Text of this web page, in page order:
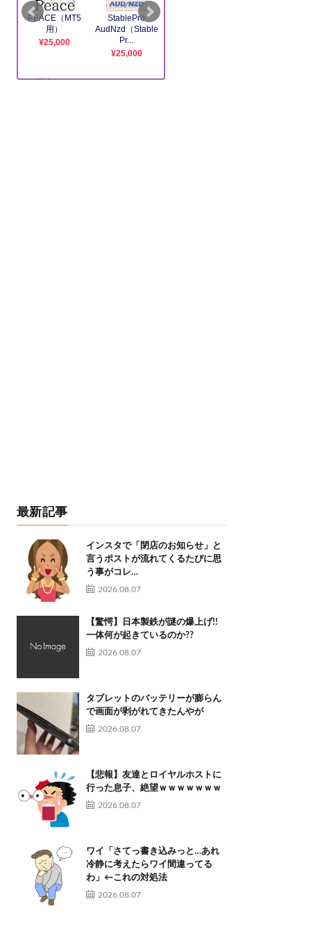
最新記事
インスタで「閉店のお知らせ」と
言うポストが流れてくるたびに思
う事がコレ…
2026.08.07
【驚愕】日本製鉄が謎の爆上げ!!
一体何が起きているのか??
2026.08.07
タブレットのバッテリーが膨らん
で画面が剥がれてきたんやが
2026.08.07
【悲報】友達とロイヤルホストに
行った息子、絶望ｗｗｗｗｗｗｗ
2026.08.07
ワイ「さてっ書き込みっと…あれ
冷静に考えたらワイ間違ってる
わ」←これの対処法
2026.08.07